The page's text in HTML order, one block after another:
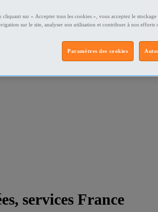
services France
cliquant sur « Accepter tous les cookies », vous acceptez le
sur le site, analyser son utilisation et contribuer à nos efforts
Paramètres des cookies